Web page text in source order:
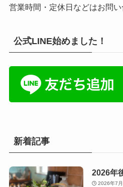
営業時間・定休日などはお問い
公式LINE始めました！
新着記事
2026年
2026年7月